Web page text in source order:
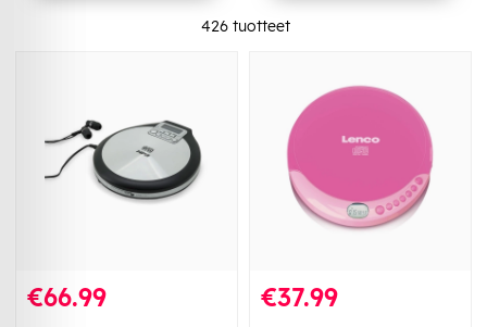
426 tuotteet
€66.99 €37.99